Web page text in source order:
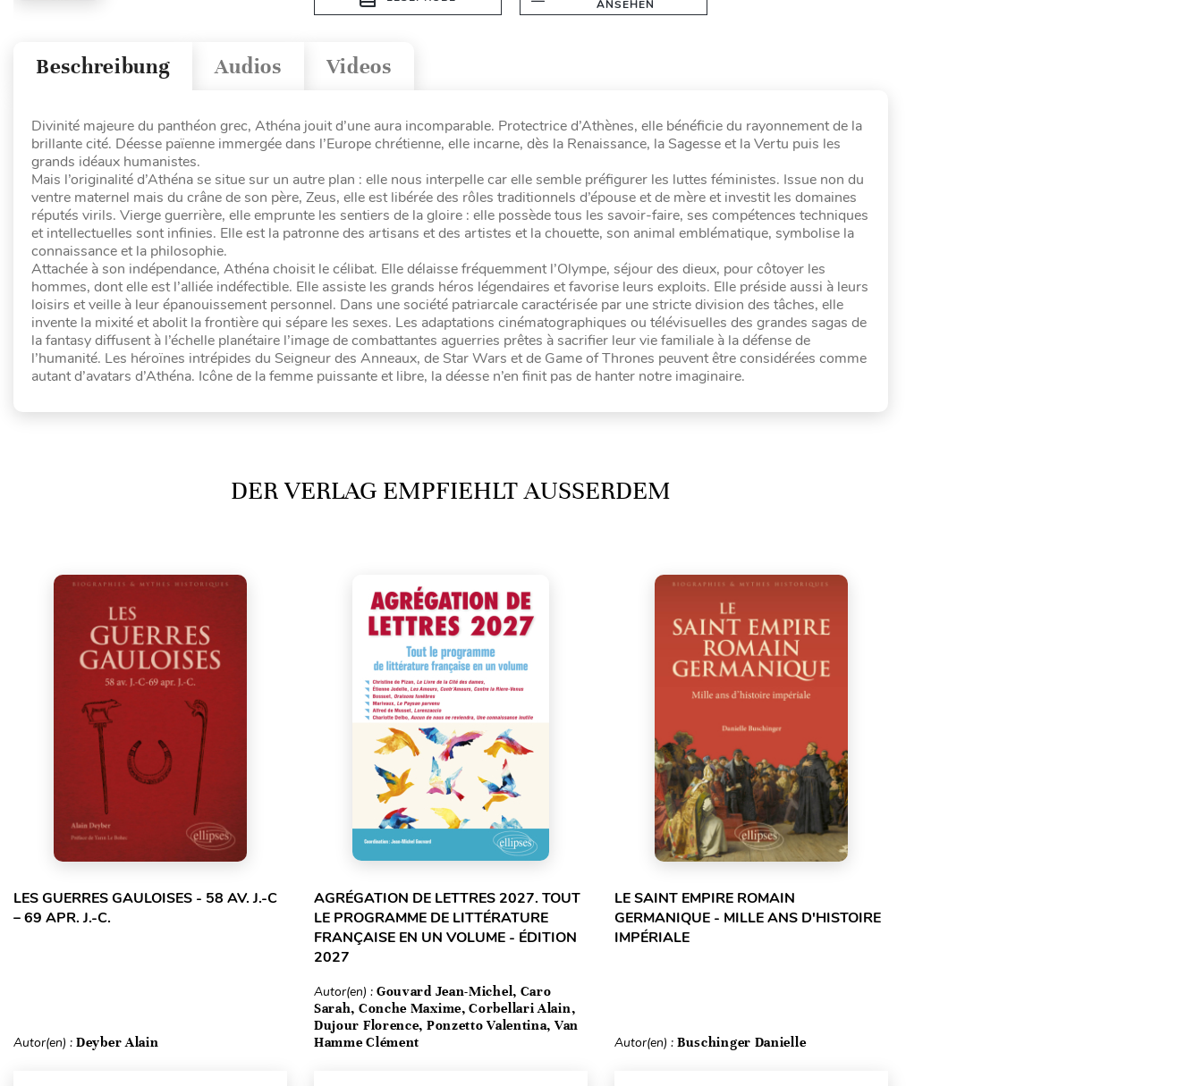
ANSEHEN
Videos
Audios
Beschreibung
Divinité majeure du panthéon grec, Athéna jouit d’une aura incomparable. Protectrice d’Athènes, elle bénéficie du rayonnement de la
brillante cité. Déesse païenne immergée dans l’Europe chrétienne, elle incarne, dès la Renaissance, la Sagesse et la Vertu puis les
grands idéaux humanistes.
Mais l’originalité d’Athéna se situe sur un autre plan : elle nous interpelle car elle semble préfigurer les luttes féministes. Issue non du
ventre maternel mais du crâne de son père, Zeus, elle est libérée des rôles traditionnels d’épouse et de mère et investit les domaines
réputés virils. Vierge guerrière, elle emprunte les sentiers de la gloire : elle possède tous les savoir-faire, ses compétences techniques
et intellectuelles sont infinies. Elle est la patronne des artisans et des artistes et la chouette, son animal emblématique, symbolise la
connaissance et la philosophie.
Attachée à son indépendance, Athéna choisit le célibat. Elle délaisse fréquemment l’Olympe, séjour des dieux, pour côtoyer les
hommes, dont elle est l’alliée indéfectible. Elle assiste les grands héros légendaires et favorise leurs exploits. Elle préside aussi à leurs
loisirs et veille à leur épanouissement personnel. Dans une société patriarcale caractérisée par une stricte division des tâches, elle
invente la mixité et abolit la frontière qui sépare les sexes. Les adaptations cinématographiques ou télévisuelles des grandes sagas de
la fantasy diffusent à l’échelle planétaire l’image de combattantes aguerries prêtes à sacrifier leur vie familiale à la défense de
l’humanité. Les héroïnes intrépides du Seigneur des Anneaux, de Star Wars et de Game of Thrones peuvent être considérées comme
autant d’avatars d’Athéna. Icône de la femme puissante et libre, la déesse n’en finit pas de hanter notre imaginaire.
DER VERLAG EMPFIEHLT AUSSERDEM
LES GUERRES GAULOISES - 58 AV. J.-C
– 69 APR. J.-C.
Autor(en) : Deyber Alain
AGRÉGATION DE LETTRES 2027. TOUT
LE PROGRAMME DE LITTÉRATURE
FRANÇAISE EN UN VOLUME - ÉDITION
2027
Autor(en) : Gouvard Jean-Michel, Caro
Sarah, Conche Maxime, Corbellari Alain,
Dujour Florence, Ponzetto Valentina, Van
Hamme Clément
LE SAINT EMPIRE ROMAIN
GERMANIQUE - MILLE ANS D'HISTOIRE
IMPÉRIALE
Autor(en) : Buschinger Danielle